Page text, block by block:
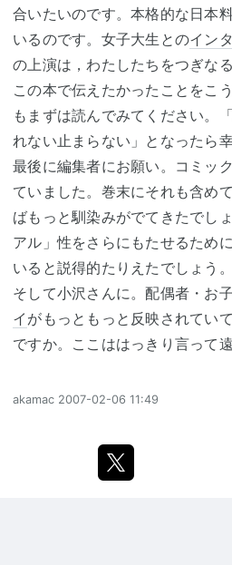
合いたいのです。本格的な日本
いるのです。女子大生とのイン
の上演は，わたしたちをつぎな
この本で伝えたかったことをこ
もまずは読んでみてください。
れない止まらない」となったら幸
最後に編集者にお願い。コミッ
ていました。巻末にそれも含め
ばもっと馴染みがでてきたでし
アル」性をさらにもたせるため
いると説得的たりえたでしょう。
そして小沢さんに。配偶者・お
イ がもっともっと反映されてい
ですか。ここははっきり言って
akamac 2007-02-06 11:49